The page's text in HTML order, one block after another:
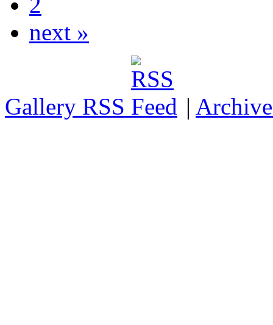
next »
Gallery RSS |